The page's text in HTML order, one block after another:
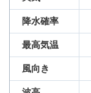
降水確率
最高気温
風向き